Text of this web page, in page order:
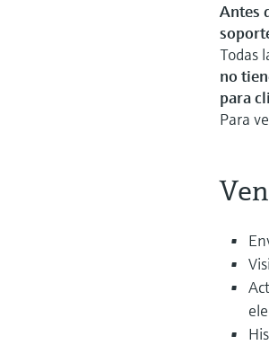
Antes
Todas
no
para
Para